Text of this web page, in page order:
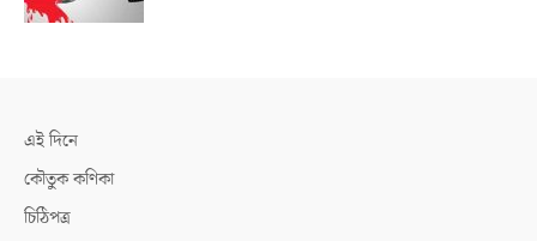
এই দিনে
কৌতুক কণিকা
চিঠিপত্র